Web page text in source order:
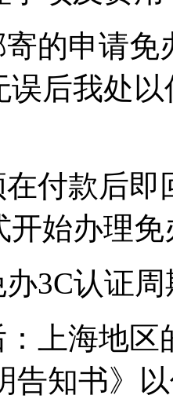
的申请
误后我处
付款后
开始办理免
3C认证
上海地
告知书》